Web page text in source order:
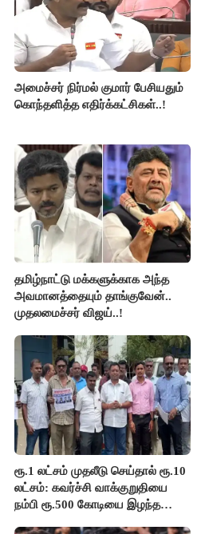
அமைச்சர் நிர்மல் குமார் பேசியதும்
கொந்தளித்த எதிர்க்கட்சிகள்..!
தமிழ்நாட்டு மக்களுக்காக அந்த
அவமானத்தையும் தாங்குவேன்..
முதலமைச்சர் விஜய்..!
ரூ.1 லட்சம் முதலீடு செய்தால் ரூ.10
லட்சம்: கவர்ச்சி வாக்குறுதியை
நம்பி ரூ.500 கோடியை இழந்த